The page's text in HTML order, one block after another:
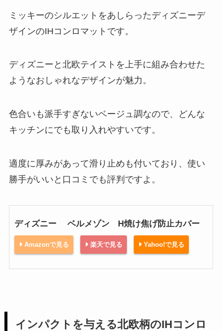
ミッキーのシルエットをあしらったディズニーデ
ザインのIHコンロマットです。
ディズニーと北欧テイストを上手に組み合わせた
ようなおしゃれなデザインが魅力。
色合いも派手すぎないベージュ調なので、どんな
キッチンにでも取り入れやすいです。
適度に厚みがあって滑り止めも付いており、使い
勝手がいいと口コミでも評判ですよ。
ディズニー ベルメゾン H焼け焦げ防止カバー
Amazonで見る 楽天で見る Yahoo!で見る
インパクトを与える北欧柄のIHコンロ